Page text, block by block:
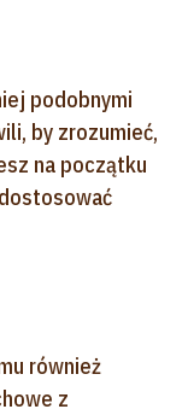
podobnymi
by zrozumieć,
na początku
również
z